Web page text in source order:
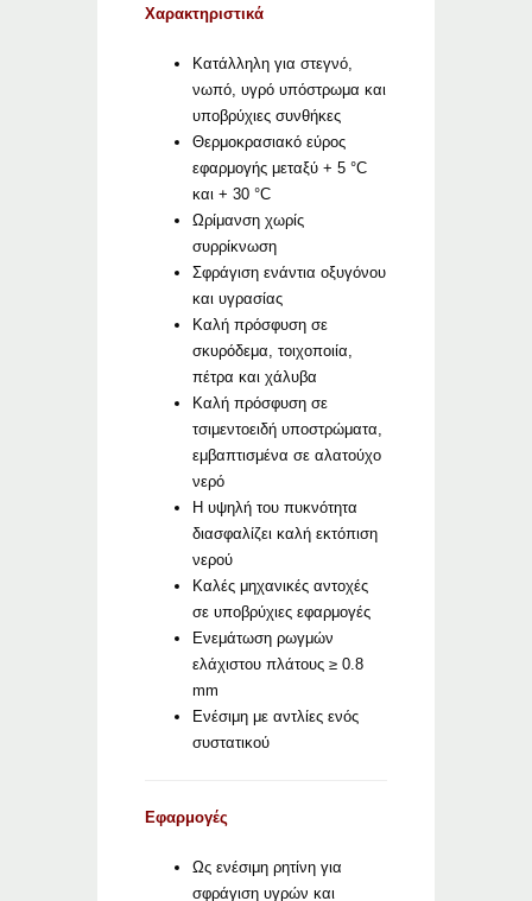
Χαρακτηριστικά
Κατάλληλη για στεγνό,
νωπό, υγρό υπόστρωμα και
υποβρύχιες συνθήκες
Θερμοκρασιακό εύρος
εφαρμογής μεταξύ + 5 °C
και + 30 °C
Ωρίμανση χωρίς
συρρίκνωση
Σφράγιση ενάντια οξυγόνου
και υγρασίας
Καλή πρόσφυση σε
σκυρόδεμα, τοιχοποιία,
πέτρα και χάλυβα
Καλή πρόσφυση σε
τσιμεντοειδή υποστρώματα,
εμβαπτισμένα σε αλατούχο
νερό
Η υψηλή του πυκνότητα
διασφαλίζει καλή εκτόπιση
νερού
Καλές μηχανικές αντοχές
σε υποβρύχιες εφαρμογές
Ενεμάτωση ρωγμών
ελάχιστου πλάτους ≥ 0.8
mm
Ενέσιμη με αντλίες ενός
συστατικού
Εφαρμογές
Ως ενέσιμη ρητίνη για
σφράγιση υγρών και